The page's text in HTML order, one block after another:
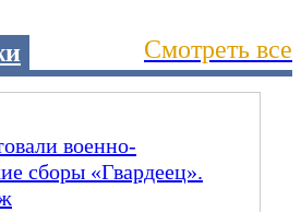
Смотреть все
военно-
сборы «Гвардеец».